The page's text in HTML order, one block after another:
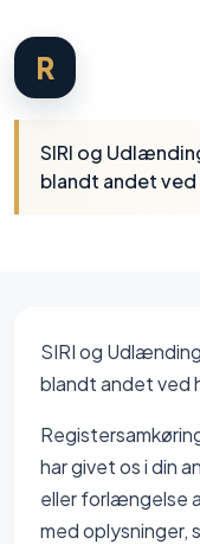
R
SIRI og
blandt andet
SIRI og
blandt andet ved
har givet os i din
eller forlængelse
med oplysninger,